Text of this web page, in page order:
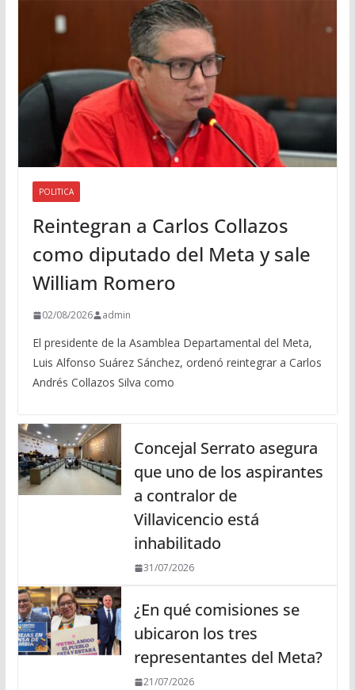
POLITICA
Reintegran a Carlos Collazos
como diputado del Meta y sale
William Romero
02/08/2026 admin
El presidente de la Asamblea Departamental del Meta,
Luis Alfonso Suárez Sánchez, ordenó reintegrar a Carlos
Andrés Collazos Silva como
Concejal Serrato asegura
que uno de los aspirantes
a contralor de
Villavicencio está
inhabilitado
31/07/2026
¿En qué comisiones se
ubicaron los tres
representantes del Meta?
21/07/2026